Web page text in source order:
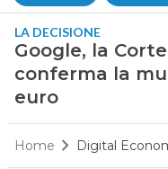
LA DECISIONE
Google, la
conferma la
euro
Home Digital